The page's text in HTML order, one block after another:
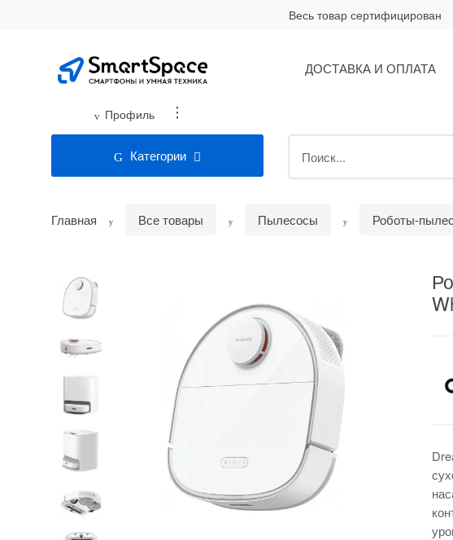
Весь товар сертифицирован
ДОСТАВКА И ОПЛАТА
Профиль ...
Категории
Search
for:
Главная Все товары Пылесосы Роботы-